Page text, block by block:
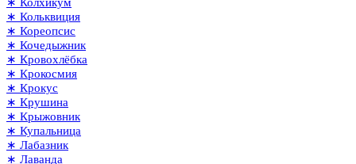
∗ Кольквиция
∗ Кореопсис
∗ Кочедыжник
∗ Кровохлёбка
∗ Крокосмия
∗ Крокус
∗ Крушина
∗ Крыжовник
∗ Купальница
∗ Лабазник
∗ Лаванда